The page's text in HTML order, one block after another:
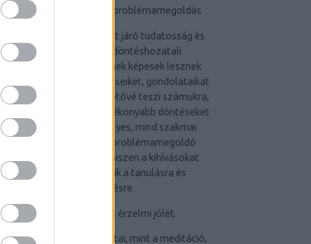
Jobb döntéshozatal és problémamegoldás
Az önfejlesztéssel együtt járó tudatosság és
önismeret javítja a döntéshozatali
képességeket. Az egyének képesek lesznek
jobban felmérni saját érzéseiket, gondolataikat
és motivációikat, ami lehetővé teszi számukra,
hogy informáltabb és hatékonyabb döntéseket
hozzanak mind személyes, mind szakmai
életükben. Emellett a problémamegoldó
képességük is fejlődik, hiszen a kihívásokat
lehetőségként kezelik a tanulásra és
növekedésre.
Stresszkezelés és érzelmi jólét
Az önfejlesztés gyakorlatai, mint a meditáció,